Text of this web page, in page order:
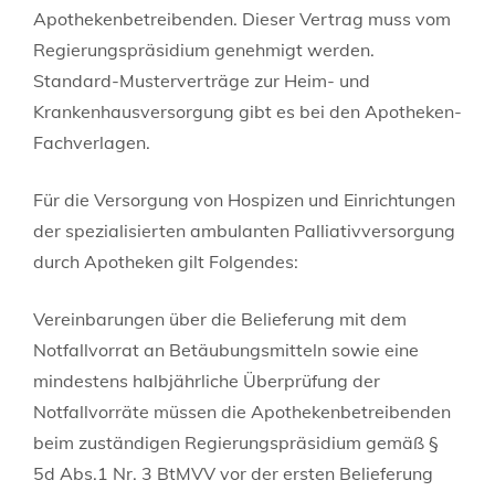
Apothekenbetreibenden. Dieser Vertrag muss vom
Regierungspräsidium genehmigt werden.
Standard-Musterverträge zur Heim- und
Krankenhausversorgung gibt es bei den Apotheken-
Fachverlagen.
Für die Versorgung von Hospizen und Einrichtungen
der spezialisierten ambulanten Palliativversorgung
durch Apotheken gilt Folgendes:
Vereinbarungen über die Belieferung mit dem
Notfallvorrat an Betäubungsmitteln sowie eine
mindestens halbjährliche Überprüfung der
Notfallvorräte müssen die Apothekenbetreibenden
beim zuständigen Regierungspräsidium gemäß §
5d Abs.1 Nr. 3 BtMVV vor der ersten Belieferung